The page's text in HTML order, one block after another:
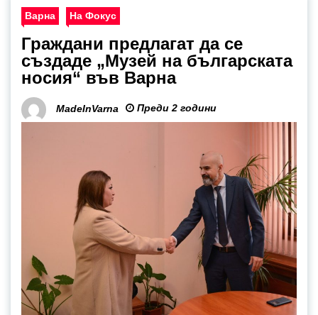
Варна На Фокус
Граждани предлагат да се
създаде „Музей на българската
носия“ във Варна
MadeInVarna Преди 2 години